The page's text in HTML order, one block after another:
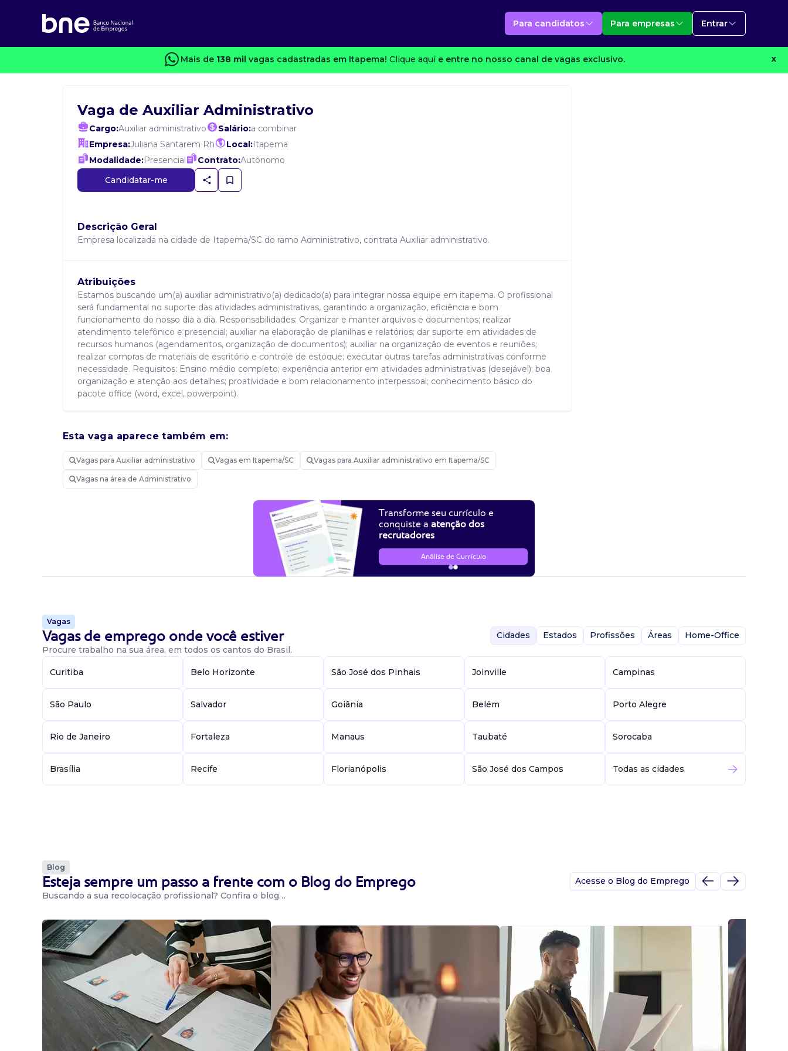
Para candidatos Para empresas Entrar
Mais de 138 mil vagas cadastradas em Itapema! Clique aqui e entre no nosso canal de vagas exclusivo. X
Vaga de Auxiliar Administrativo
Cargo:Auxiliar administrativo Salário:a combinar
Empresa:Juliana Santarem Rh Local:Itapema
Modalidade:Presencial Contrato:Autônomo
Candidatar-me
Descrição Geral
Empresa localizada na cidade de Itapema/SC do ramo Administrativo, contrata Auxiliar administrativo.
Atribuições
Estamos buscando um(a) auxiliar administrativo(a) dedicado(a) para integrar nossa equipe em itapema. O profissional
será fundamental no suporte das atividades administrativas, garantindo a organização, eficiência e bom
funcionamento do nosso dia a dia. Responsabilidades: Organizar e manter arquivos e documentos; realizar
atendimento telefônico e presencial; auxiliar na elaboração de planilhas e relatórios; dar suporte em atividades de
recursos humanos (agendamentos, organização de documentos); auxiliar na organização de eventos e reuniões;
realizar compras de materiais de escritório e controle de estoque; executar outras tarefas administrativas conforme
necessidade. Requisitos: Ensino médio completo; experiência anterior em atividades administrativas (desejável); boa
organização e atenção aos detalhes; proatividade e bom relacionamento interpessoal; conhecimento básico do
pacote office (word, excel, powerpoint).
Saiba mais sobre Auxiliar administrativo
Candidatar-me
Esta vaga aparece também em:
Vagas para Auxiliar administrativo Vagas em Itapema/SC Vagas para Auxiliar administrativo em Itapema/SC
Vagas na área de Administrativo
Transforme seu currículo e
conquiste a atenção dos
recrutadores
Análise de Currículo
Vagas
Vagas de emprego onde você estiver
Procure trabalho na sua área, em todos os cantos do Brasil.
Cidades Estados Profissões Áreas Home-Office
Curitiba Belo Horizonte São José dos Pinhais Joinville Campinas
São Paulo Salvador Goiânia Belém Porto Alegre
Rio de Janeiro Fortaleza Manaus Taubaté Sorocaba
Brasília Recife Florianópolis São José dos Campos Todas as cidades
Blog
Esteja sempre um passo a frente com o Blog do Emprego
Buscando a sua recolocação profissional? Confira o blog…
Acesse o Blog do Emprego